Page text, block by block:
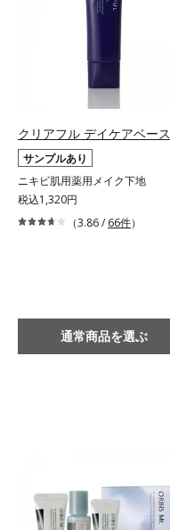
クリアフル デイケアベース
サンプルあり
ニキビ肌用薬用メイク下地
税込1,320円
（3.86 / 66件）
通常商品を選ぶ